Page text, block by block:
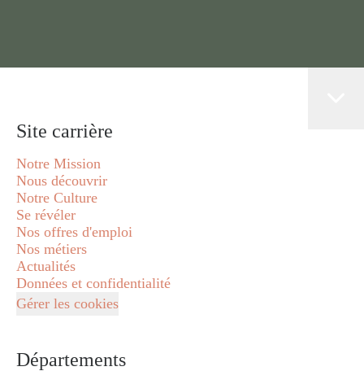
Site carrière
Notre Mission
Nous découvrir
Notre Culture
Se révéler
Nos offres d'emploi
Nos métiers
Actualités
Données et confidentialité
Gérer les cookies
Départements